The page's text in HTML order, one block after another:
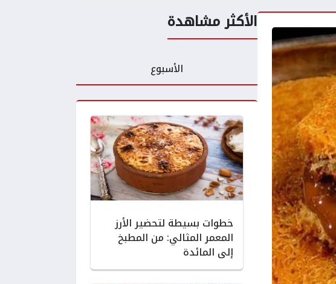
الأكثر مشاهدة
الأسبوع
خطوات بسيطة لتحضير الأرز
المعمر المثالي: من المطبخ
إلى المائدة